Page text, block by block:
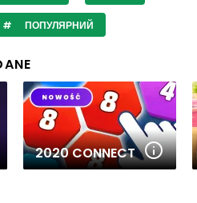
ПОПУЛЯРНИЙ
2020 CONNECT